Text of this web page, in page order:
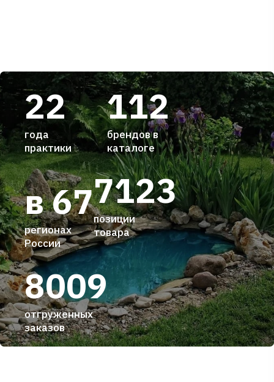
22
года
практики
112
брендов в
каталоге
7123
позиции
товара
8009
отгруженных
заказов
в 67
регионах
России